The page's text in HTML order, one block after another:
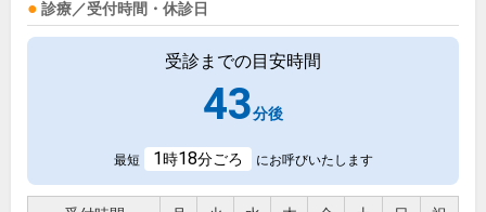
診療／受付時間・休診日
受診までの目安時間
43分後
最短 1時18分ごろ にお呼びいたします